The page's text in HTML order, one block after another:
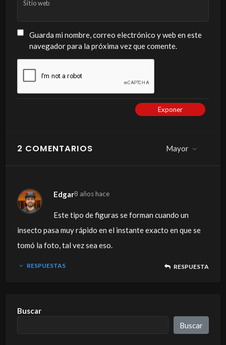
Sitio web
Guarda mi nombre, correo electrónico y web en este
navegador para la próxima vez que comente.
Exponer
2 COMENTARIOS Mayor
Edgar8 años hace
Este tipo de figuras se forman cuando un
insecto pasa muy rápido en el instante exacto en que se
tomó la foto, tal vez sea eso.
RESPUESTAS RESPUESTA
Buscar
Buscar